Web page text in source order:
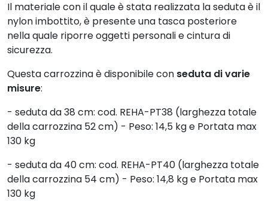
Il materiale con il quale è stata realizzata la seduta è il
nylon imbottito, è presente una tasca posteriore
nella quale riporre oggetti personali e cintura di
sicurezza.
Questa carrozzina è disponibile con seduta di varie
misure:
- seduta da 38 cm: cod. REHA-PT38 (larghezza totale
della carrozzina 52 cm) - Peso: 14,5 kg e Portata max
130 kg
- seduta da 40 cm: cod. REHA-PT40 (larghezza totale
della carrozzina 54 cm) - Peso: 14,8 kg e Portata max
130 kg